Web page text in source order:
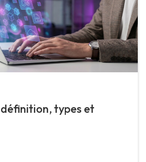
types et